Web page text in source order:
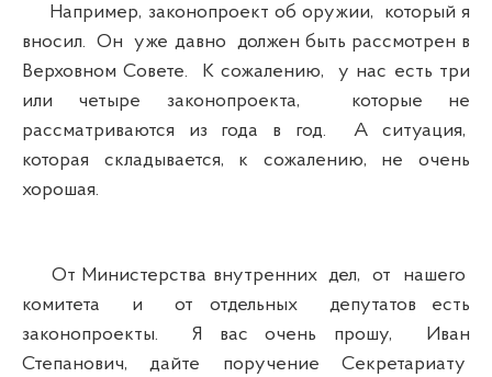
Например, законопроект об оружии, который я
вносил. Он уже давно должен быть рассмотрен в
Верховном Совете. К сожалению, у нас есть три
или четыре законопроекта, которые не
рассматриваются из года в год. А ситуация,
которая складывается, к сожалению, не очень
хорошая.
От Министерства внутренних дел, от нашего
комитета и от отдельных депутатов есть
законопроекты. Я вас очень прошу, Иван
Степанович, дайте поручение Секретариату